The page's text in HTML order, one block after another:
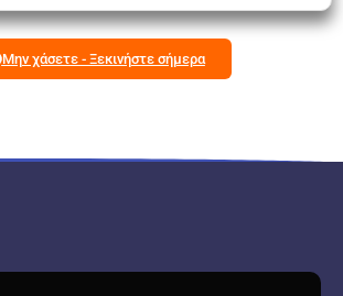
Μην χάσετε - Ξεκινήστε σήμερα